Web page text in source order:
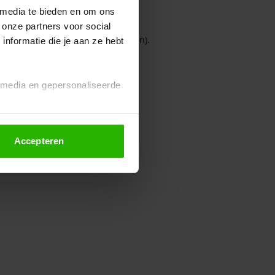
te bieden en om ons
partners voor social
die je aan ze hebt
en gepersonaliseerde
altijd wijzigen of
Accepteren
console for more information).